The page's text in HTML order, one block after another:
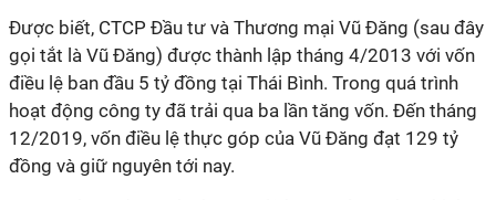
Được biết, CTCP Đầu tư và Thương mại Vũ Đăng (sau đây
gọi tắt là Vũ Đăng) được thành lập tháng 4/2013 với vốn
điều lệ ban đầu 5 tỷ đồng tại Thái Bình. Trong quá trình
hoạt động công ty đã trải qua ba lần tăng vốn. Đến tháng
12/2019, vốn điều lệ thực góp của Vũ Đăng đạt 129 tỷ
đồng và giữ nguyên tới nay.